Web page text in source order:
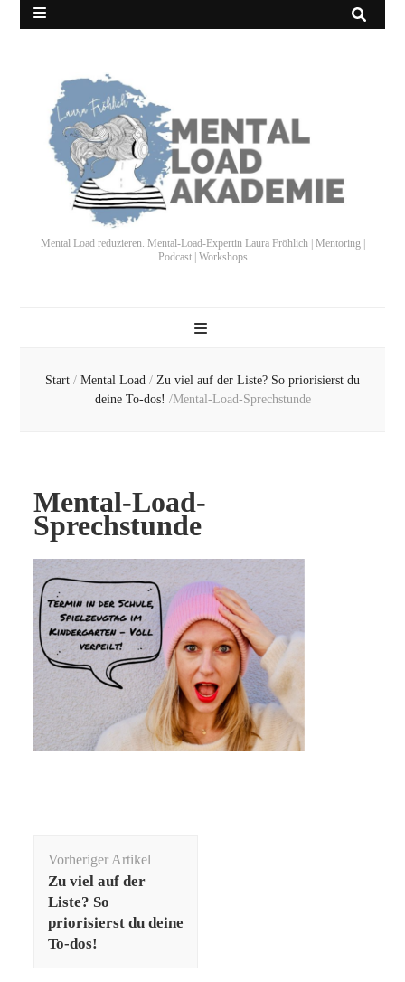
Mental Load reduzieren. Mental-Load-Expertin Laura Fröhlich | Mentoring |
Podcast | Workshops
Start / Mental Load / Zu viel auf der Liste? So priorisierst du
deine To-dos! /Mental-Load-Sprechstunde
Mental-Load-
Sprechstunde
Vorheriger Artikel
Zu viel auf der
Liste? So
priorisierst du deine
To-dos!